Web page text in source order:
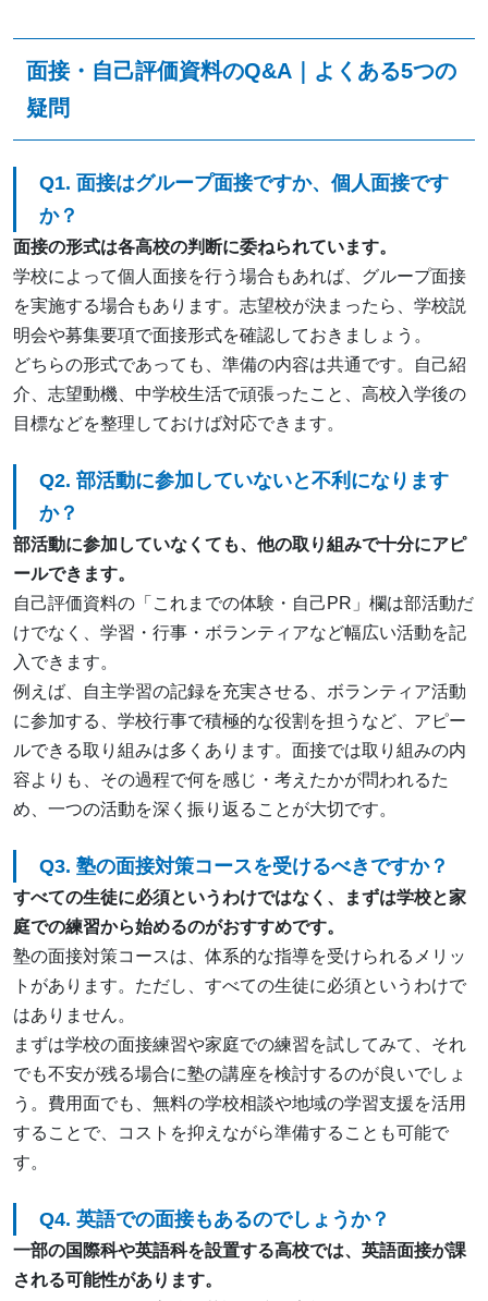
面接・自己評価資料のQ&A｜よくある5つの
疑問
Q1. 面接はグループ面接ですか、個人面接です
か？
面接の形式は各高校の判断に委ねられています。
学校によって個人面接を行う場合もあれば、グループ面接
を実施する場合もあります。志望校が決まったら、学校説
明会や募集要項で面接形式を確認しておきましょう。
どちらの形式であっても、準備の内容は共通です。自己紹
介、志望動機、中学校生活で頑張ったこと、高校入学後の
目標などを整理しておけば対応できます。
Q2. 部活動に参加していないと不利になります
か？
部活動に参加していなくても、他の取り組みで十分にアピ
ールできます。
自己評価資料の「これまでの体験・自己PR」欄は部活動だ
けでなく、学習・行事・ボランティアなど幅広い活動を記
入できます。
例えば、自主学習の記録を充実させる、ボランティア活動
に参加する、学校行事で積極的な役割を担うなど、アピー
ルできる取り組みは多くあります。面接では取り組みの内
容よりも、その過程で何を感じ・考えたかが問われるた
め、一つの活動を深く振り返ることが大切です。
Q3. 塾の面接対策コースを受けるべきですか？
すべての生徒に必須というわけではなく、まずは学校と家
庭での練習から始めるのがおすすめです。
塾の面接対策コースは、体系的な指導を受けられるメリッ
トがあります。ただし、すべての生徒に必須というわけで
はありません。
まずは学校の面接練習や家庭での練習を試してみて、それ
でも不安が残る場合に塾の講座を検討するのが良いでしょ
う。費用面でも、無料の学校相談や地域の学習支援を活用
することで、コストを抑えながら準備することも可能で
す。
Q4. 英語での面接もあるのでしょうか？
一部の国際科や英語科を設置する高校では、英語面接が課
される可能性があります。